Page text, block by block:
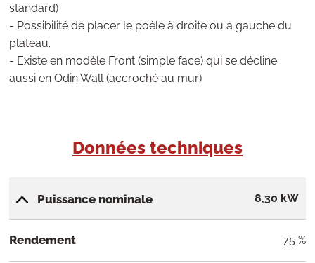
standard)
- Possibilité de placer le poêle à droite ou à gauche du
plateau.
- Existe en modèle Front (simple face) qui se décline
aussi en Odin Wall (accroché au mur)
Données techniques
Puissance nominale 8,30 kW
Rendement 75 %